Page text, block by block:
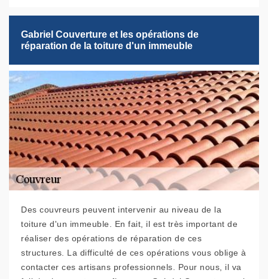
Gabriel Couverture et les opérations de
réparation de la toiture d'un immeuble
Des couvreurs peuvent intervenir au niveau de la
toiture d'un immeuble. En fait, il est très important de
réaliser des opérations de réparation de ces
structures. La difficulté de ces opérations vous oblige à
contacter ces artisans professionnels. Pour nous, il va